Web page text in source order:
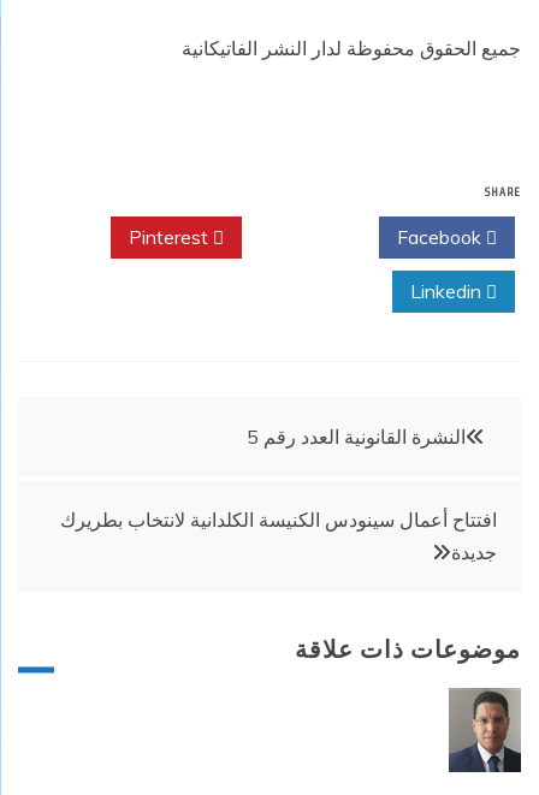
جميع الحقوق محفوظة لدار النشر الفاتيكانية
SHARE
تصفّح
المقالات
النشرة القانونية العدد رقم 5
افتتاح أعمال سينودس الكنيسة الكلدانية لانتخاب بطريرك
جديدة
موضوعات ذات علاقة